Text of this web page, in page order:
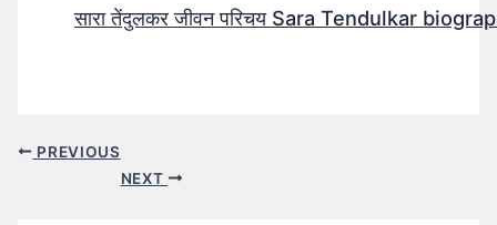
सारा तेंदुलकर जीवन परिचय Sara Tendulkar
PREVIOUS
NEXT